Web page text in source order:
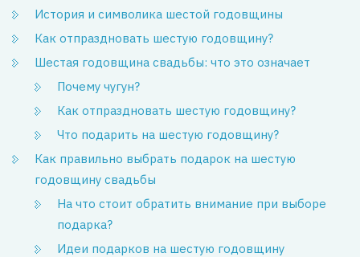
История и символика шестой годовщины
Как отпраздновать шестую годовщину?
Шестая годовщина свадьбы: что это означает
Почему чугун?
Как отпраздновать шестую годовщину?
Что подарить на шестую годовщину?
Как правильно выбрать подарок на шестую
годовщину свадьбы
На что стоит обратить внимание при выборе
подарка?
Идеи подарков на шестую годовщину